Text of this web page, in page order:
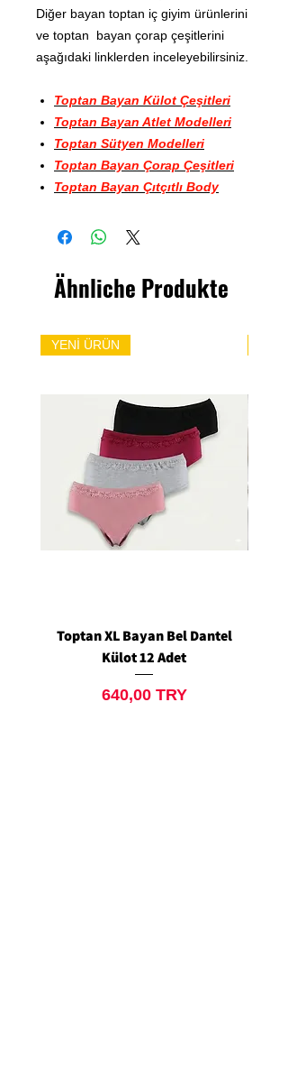
Diğer bayan toptan iç giyim ürünlerini
ve toptan bayan çorap çeşitlerini
aşağıdaki linklerden inceleyebilirsiniz.
Toptan Bayan Külot Çeşitleri
Toptan Bayan Atlet Modelleri
Toptan Sütyen Modelleri
Toptan Bayan Çorap Çeşitleri
Toptan Bayan Çıtçıtlı Body
Ähnliche Produkte
YENİ ÜRÜN
Toptan XL Bayan Bel Dantel
Külot 12 Adet
Preis
640,00 TRY